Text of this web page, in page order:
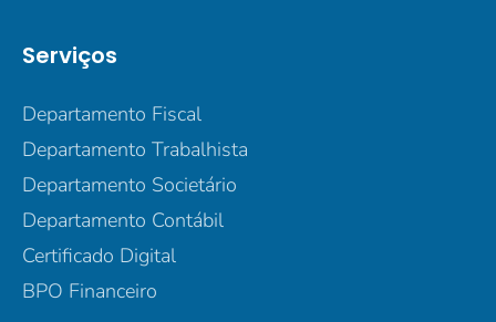
Serviços
Departamento Fiscal
Departamento Trabalhista
Departamento Societário
Departamento Contábil
Certificado Digital
BPO Financeiro